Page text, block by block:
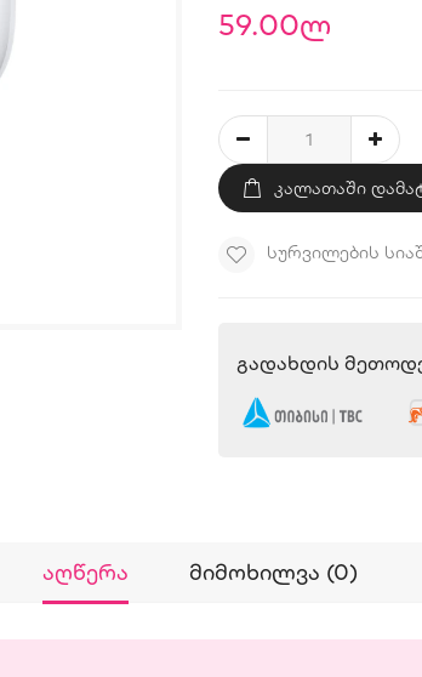
59.00ლ
ᲙᲐᲚᲐᲗᲐᲨᲘ
ᲡᲣᲠᲕᲘᲚᲔᲑᲘᲡ
Გადახდის
Აღწერა Მიმოხილვა (0)